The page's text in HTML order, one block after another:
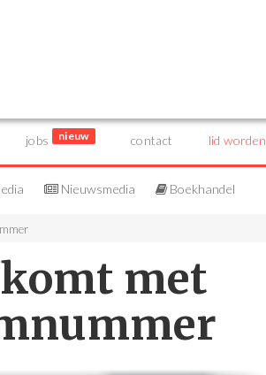
jobs nieuw contact lid worden
Nieuwsmedia Boekhandel
met